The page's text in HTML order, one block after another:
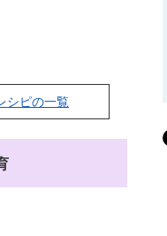
シピの一覧